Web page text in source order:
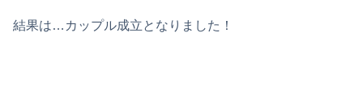
結果は…カップル成立となりました！